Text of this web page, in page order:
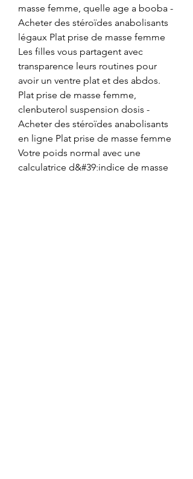
masse femme, quelle age a booba -
Acheter des stéroïdes anabolisants
légaux Plat prise de masse femme
Les filles vous partagent avec
transparence leurs routines pour
avoir un ventre plat et des abdos.
Plat prise de masse femme,
clenbuterol suspension dosis -
Acheter des stéroïdes anabolisants
en ligne Plat prise de masse femme
Votre poids normal avec une
calculatrice d&#39;indice de masse